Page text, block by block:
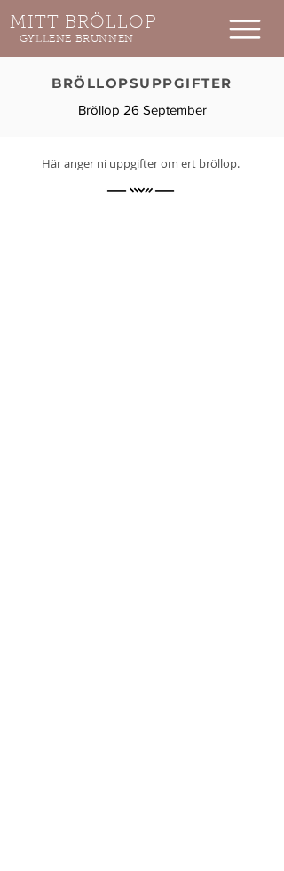
MITT BRÖLLOP
GYLLENE BRUNNEN
BRÖLLOPSUPPGIFTER
Bröllop 26 September
Här anger ni uppgifter om ert bröllop.